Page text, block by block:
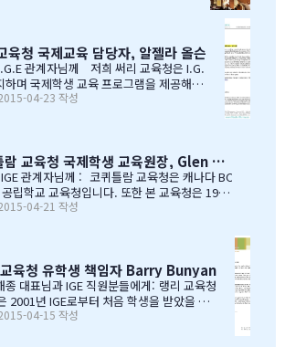
에는 개인적인 사정으로 함께하지 못
담아 함께 축하의 인사를 전합니다.오
의 졸업식이 아닌몇년동안 저희 부모
어 주신선생님들의 졸업식이라 해도
고 때로는 버릇없이 한 행동들에도너
셉이사님,아이들의 구멍난 빈 자리를
육청 국제교육 담당자, 알젤라 올슨
관계자님께 저희 써리 교육청은 I.G.
하며 국제학생 교육 프로그램을 제공해올
습니다. I.G.E는 지난 10년간 써리 교육
주었습니다. 특별히 정해종 대표님을 비
여러분께서 종합적인 오리엔테이션과
프로그램, 홈스테이 프로그램을 비롯한 다
주시는 등 물심양면의 지원을 해주셨습
습관리와 준비 프로그램, 그리고 지속
는 국제학생들을 위해 I.G.E와 협력 관
있…
04-23 작성
감사편지 : 코퀴틀람 교육청 국제학생 교육원장, Glen Conley
관계자님께 : 코퀴틀람 교육청은 캐나다 BC
립학교 교육청입니다. 또한 본 교육청은 1999
그램’을 제공해왔으며, 현재 캐나다에서 가장
었던 것이라고 생각합니다. 코퀴틀람 교육청
프로그램을 제공해 온지도 10년이 되어갑니
간 동안 많은 가족과 학생들이 캐나다에 잘
었던 데에는, 정해종 대표님을 비롯하여 모든 I
력이 있었음을 잘 알고 있습니다. 우리는 IGE
04-21 작성
육청 유학생 책임자 Barry Bunyan
대표님과 IGE 직원분들에게: 랭리 교육청
2001년 IGE로부터 처음 학생을 받았을 때
안 신뢰있는 관계로 좋은 시간을 보내왔습
04-15 작성